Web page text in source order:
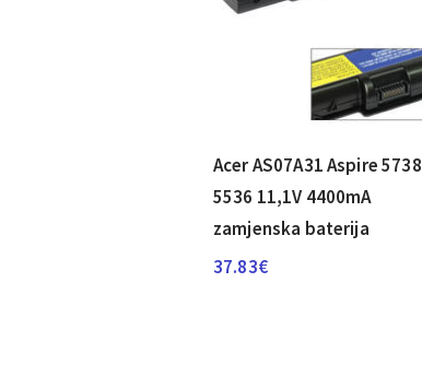
Acer AS07A31 Aspire 5738
5536 11,1V 4400mA
zamjenska baterija
37.83€